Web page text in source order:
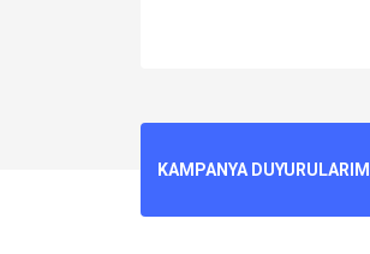
Ürün resmi kalitesiz,
KAMPANYA